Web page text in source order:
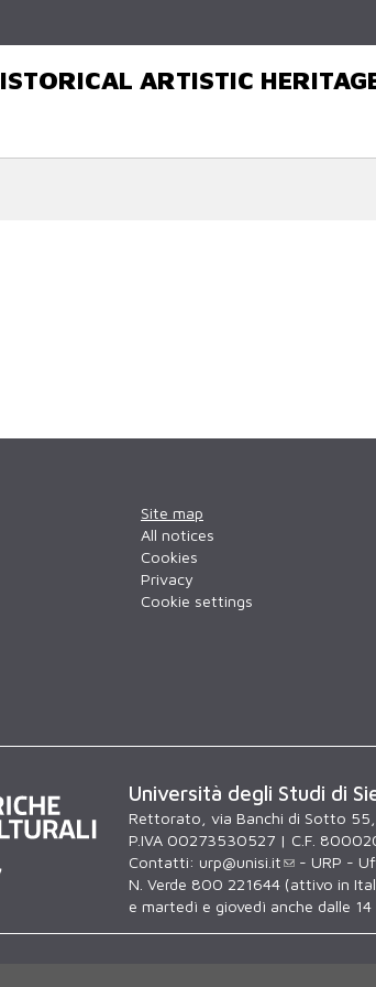
ARTISTIC
Site map
All notices
Cookies
Privacy
Cookie settings
Università degli Studi di
Rettorato, via Banchi di Sotto 55,
P.IVA 00273530527 | C.F.
Contatti: urp@unisi.it
- URP -
N. Verde 800 221644 (attivo in
e martedì e giovedì anche dalle 14